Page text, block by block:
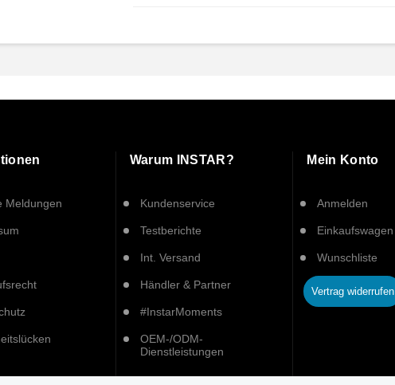
Meldungen
Warum INSTAR?
Kundenservice
Testberichte
Int. Versand
Händler & Partner
#InstarMoments
OEM-/ODM-
Dienstleistungen
Mein Konto
Anmelden
Einkaufswagen
Wunschliste
Vertrag widerrufen